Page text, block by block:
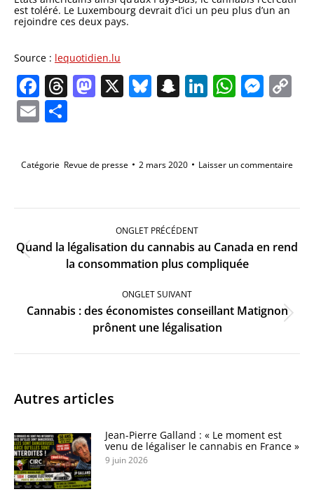
est toléré. Le Luxembourg devrait d’ici un peu plus d’un an
rejoindre ces deux pays.
Source : lequotidien.lu
Facebook
Threads
Mastodon
X Bluesky
Snapchat
LinkedIn
Email
Catégorie Revue de presse 2 mars 2020 Laisser un commentaire
Navigation
ONGLET PRÉCÉDENT
Onglet
précédent
Quand la légalisation du cannabis au Canada en rend
la consommation plus compliquée
ONGLET SUIVANT
Onglet
suivant
Cannabis : des économistes conseillant Matignon
prônent une légalisation
Autres articles
Jean-Pierre Galland : « Le moment est
venu de légaliser le cannabis en France »
9 juin 2026